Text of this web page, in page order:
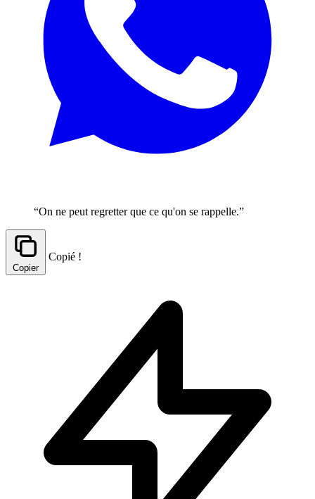
“On ne peut regretter que ce qu'on se rappelle.”
Copier
Copié !